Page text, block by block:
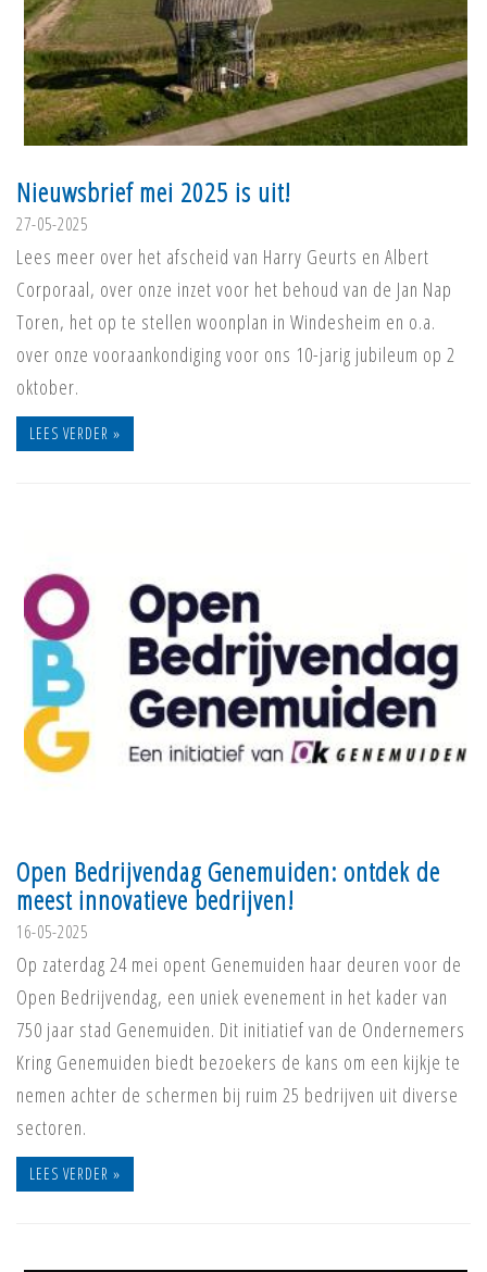
Nieuwsbrief mei 2025 is uit!
27-05-2025
Lees meer over het afscheid van Harry Geurts en Albert
Corporaal, over onze inzet voor het behoud van de Jan Nap
Toren, het op te stellen woonplan in Windesheim en o.a.
over onze vooraankondiging voor ons 10-jarig jubileum op 2
oktober.
LEES VERDER »
Open Bedrijvendag Genemuiden: ontdek de
meest innovatieve bedrijven!
16-05-2025
Op zaterdag 24 mei opent Genemuiden haar deuren voor de
Open Bedrijvendag, een uniek evenement in het kader van
750 jaar stad Genemuiden. Dit initiatief van de Ondernemers
Kring Genemuiden biedt bezoekers de kans om een kijkje te
nemen achter de schermen bij ruim 25 bedrijven uit diverse
sectoren.
LEES VERDER »